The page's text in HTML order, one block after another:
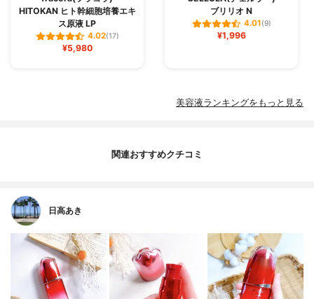
HITOKAN ヒト幹細胞培養エキ
ス原液 LP
4.02(17)
¥5,980
ブリリオ N
4.01(9)
¥1,996
美容液ランキングをもっと見る
関連おすすめクチコミ
日高あき